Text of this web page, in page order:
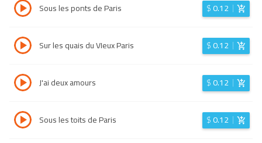
Sous les ponts de Paris $0.12
Sur les quais du VIeux Paris $0.12
J'ai deux amours $0.12
Sous les toits de Paris $0.12